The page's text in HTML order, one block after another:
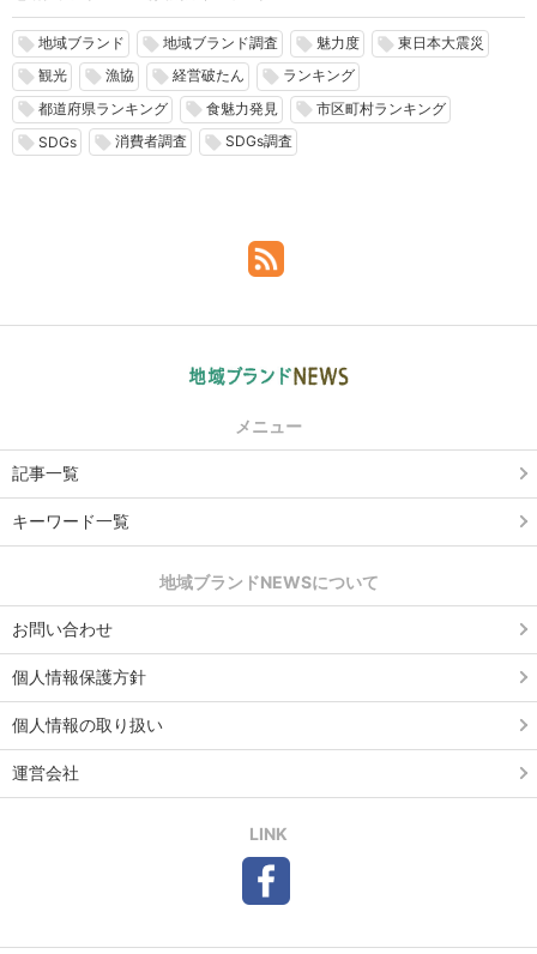
local_offer 地域ブランド local_offer 地域ブランド調査 local_offer 魅力度 local_offer 東日本大震災
local_offer 観光 local_offer 漁協 local_offer 経営破たん local_offer ランキング
local_offer 都道府県ランキング local_offer 食魅力発見 local_offer 市区町村ランキング
local_offer SDGs local_offer 消費者調査 local_offer SDGs調査
メニュー
記事一覧
キーワード一覧
地域ブランドNEWSについて
お問い合わせ
個人情報保護方針
個人情報の取り扱い
運営会社
LINK